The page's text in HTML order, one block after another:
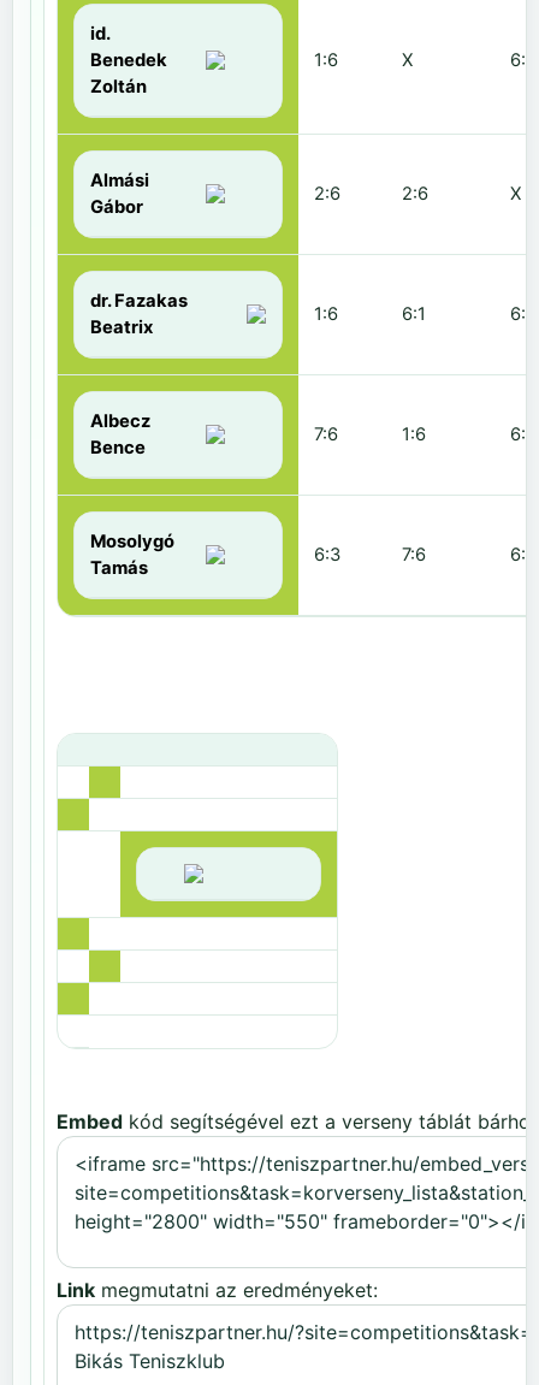
id.
Benedek
Zoltán
1:6 X 6:2
Almási
Gábor
2:6 2:6 X
dr. Fazakas
Beatrix
1:6 6:1 6:0
Albecz
Bence
7:6 1:6 6:3
Mosolygó
Tamás
6:3 7:6 6:1
Embed kód segítségével ezt a verseny táblát
Link megmutatni az eredményeket: